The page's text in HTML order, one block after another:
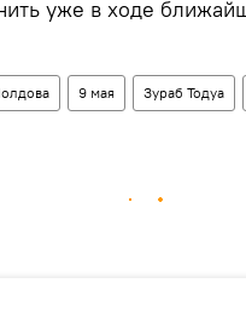
уже в ходе
9 мая Зураб Тодуа